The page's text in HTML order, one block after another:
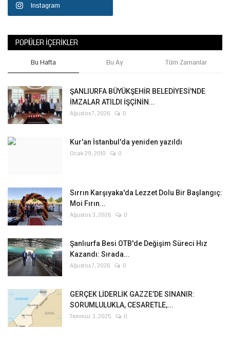
Instagram
POPÜLER İÇERIKLER
Bu Hafta Bu Ay Tüm Zamanlar
ŞANLIURFA BÜYÜKŞEHİR BELEDİYESİ'NDE
İMZALAR ATILDI İŞÇİNİN...
Ağustos 7, 2026 0
Kur'an İstanbul'da yeniden yazıldı
Ocak 29, 2010 0
Sırrın Karşıyaka'da Lezzet Dolu Bir Başlangıç:
Moi Fırın...
Ağustos 3, 2026 0
Şanlıurfa Besi OTB'de Değişim Süreci Hız
Kazandı: Sırada...
Ağustos 7, 2026 0
GERÇEK LİDERLİK GAZZE’DE SINANIR:
SORUMLULUKLA, CESARETLE,...
Temmuz 3, 2025 0